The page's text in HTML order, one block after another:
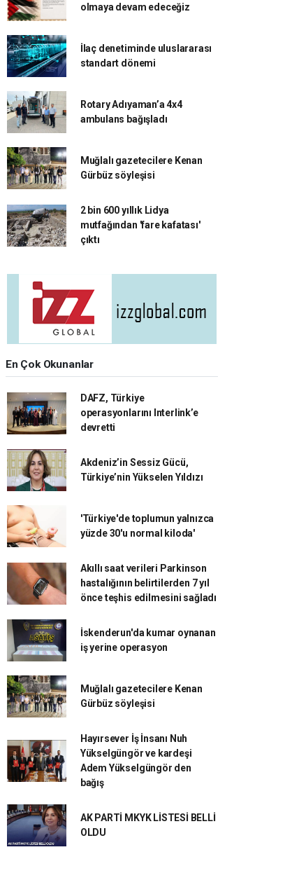
olmaya devam edeceğiz
İlaç denetiminde uluslararası
standart dönemi
Rotary Adıyaman’a 4x4
ambulans bağışladı
Muğlalı gazetecilere Kenan
Gürbüz söyleşisi
2 bin 600 yıllık Lidya
mutfağından 'fare kafatası'
çıktı
En Çok Okunanlar
DAFZ, Türkiye
operasyonlarını Interlink’e
devretti
Akdeniz’in Sessiz Gücü,
Türkiye’nin Yükselen Yıldızı
'Türkiye'de toplumun yalnızca
yüzde 30'u normal kiloda'
Akıllı saat verileri Parkinson
hastalığının belirtilerden 7 yıl
önce teşhis edilmesini sağladı
İskenderun'da kumar oynanan
iş yerine operasyon
Muğlalı gazetecilere Kenan
Gürbüz söyleşisi
Hayırsever İş İnsanı Nuh
Yükselgüngör ve kardeşi
Adem Yükselgüngör den
bağış
AK PARTİ MKYK LİSTESİ BELLİ
OLDU